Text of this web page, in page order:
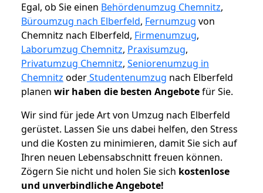
Egal, ob Sie einen Behördenumzug Chemnitz,
Büroumzug nach Elberfeld, Fernumzug von
Chemnitz nach Elberfeld, Firmenumzug,
Laborumzug Chemnitz, Praxisumzug,
Privatumzug Chemnitz, Seniorenumzug in
Chemnitz oderStudentenumzug nach Elberfeld
planen wir haben die besten Angebotefür Sie.
Wir sind für jede Art von Umzug nach Elberfeld
gerüstet. Lassen Sie uns dabei helfen, den Stress
und die Kosten zu minimieren, damit Sie sich auf
Ihren neuen Lebensabschnitt freuen können.
Zögern Sie nicht und holen Sie sich kostenlose
und unverbindliche Angebote!